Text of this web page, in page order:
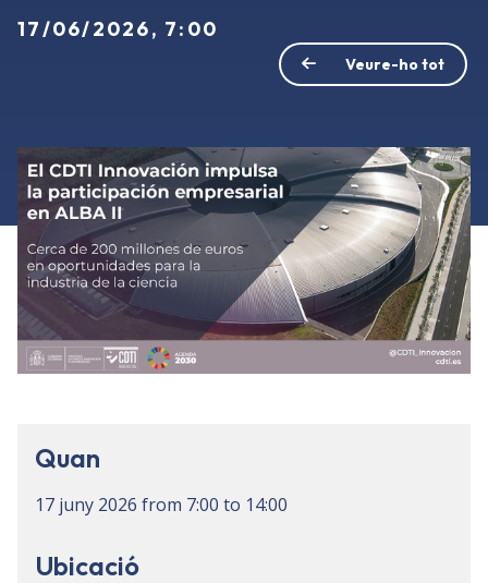
17/06/2026, 7:00
Veure-ho tot
Quan
17 juny 2026 from 7:00 to 14:00
Ubicació